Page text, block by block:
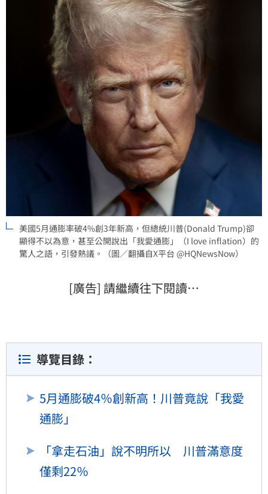
美國5月通膨率破4%創3年新高，但總統川普(Donald Trump)卻
顯得不以為意，甚至公開說出「我愛通膨」（I love inflation）的
驚人之語，引發熱議。（圖／翻攝自X平台 @HQNewsNow）
[廣告] 請繼續往下閱讀…
導覽目錄：
5月通膨破4％創新高！川普竟說「我愛
通膨」
「拿走石油」說不明所以 川普滿意度
僅剩22％